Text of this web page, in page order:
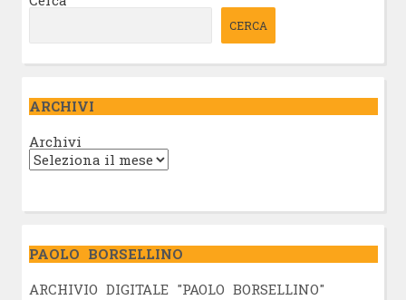
CERCA
ARCHIVI
Archivi
PAOLO BORSELLINO
ARCHIVIO DIGITALE "PAOLO BORSELLINO"